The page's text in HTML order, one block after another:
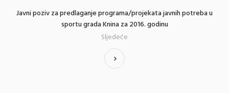
Javni poziv za predlaganje programa/projekata javnih potreba u
sportu grada Knina za 2016. godinu
Sljedeće